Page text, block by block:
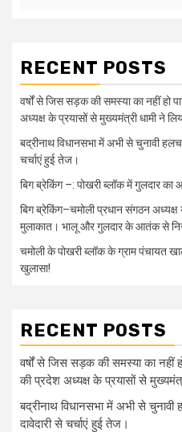
RECENT POSTS
वर्षों से जिस सड़क की समस्या का नहीं हो
अध्यक्ष के प्रयासों से मुख्यमंत्री धामी ने
बद्रीनाथ विधानसभा में अभी से चुनावी
चर्चाएं हुई तेज।
बिग ब्रेकिंग –: पोखरी ब्लॉक में गुलदार
बिग ब्रेकिंग–चमोली प्रधान संगठन अध्यक्ष
मुलाकात। भालू और गुलदार के आतंक से
चमोली के पोखरी ब्लॉक के ग्राम पंचायत
खुलासा!
RECENT POSTS
वर्षों से जिस सड़क की समस्या का नहीं
की प्रदेश अध्यक्ष के प्रयासों से
बद्रीनाथ विधानसभा में अभी से
दावेदारी से चर्चाएं हुई तेज।